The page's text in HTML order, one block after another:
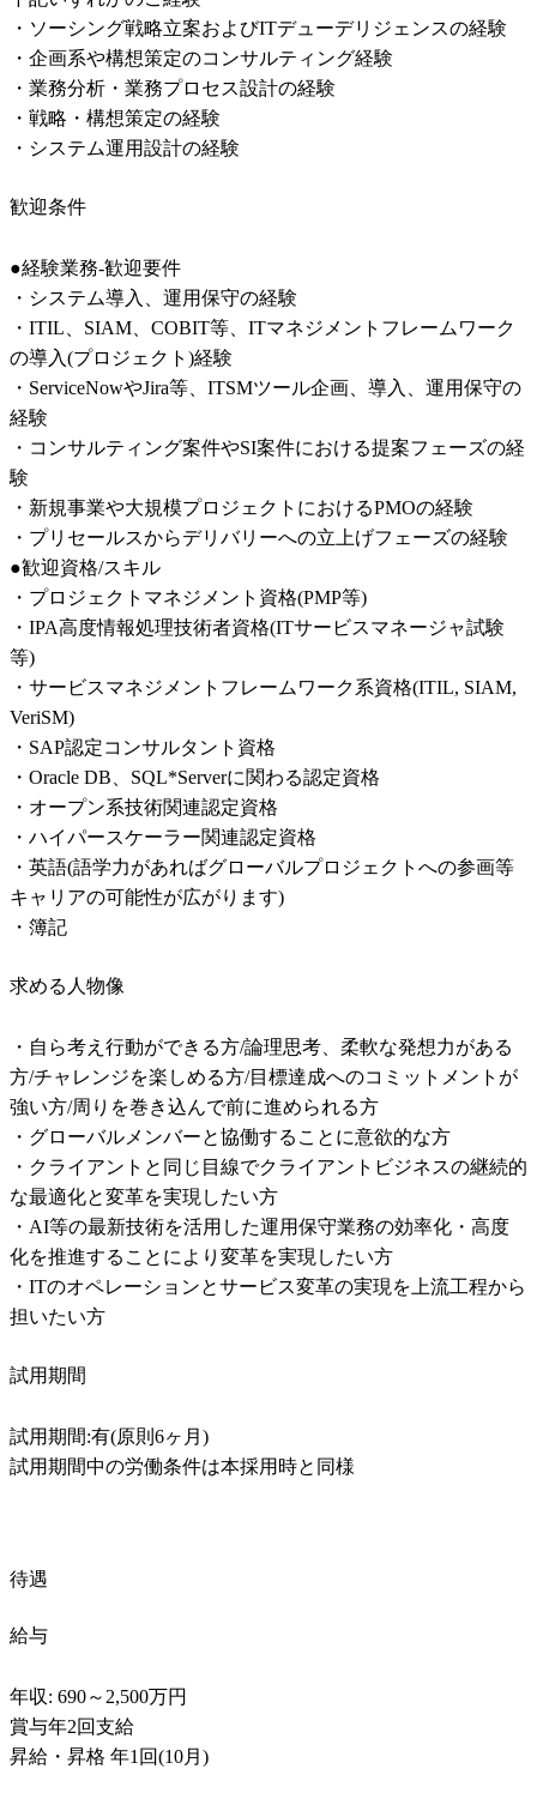
・ソーシング戦略立案およびITデューデリジェンスの経験
・企画系や構想策定のコンサルティング経験
・業務分析・業務プロセス設計の経験
・戦略・構想策定の経験
・システム運用設計の経験
歓迎条件
●経験業務-歓迎要件
・システム導入、運用保守の経験
・ITIL、SIAM、COBIT等、ITマネジメントフレームワーク
の導入(プロジェクト)経験
・ServiceNowやJira等、ITSMツール企画、導入、運用保守の
経験
・コンサルティング案件やSI案件における提案フェーズの経
験
・新規事業や大規模プロジェクトにおけるPMOの経験
・プリセールスからデリバリーへの立上げフェーズの経験
●歓迎資格/スキル
・プロジェクトマネジメント資格(PMP等)
・IPA高度情報処理技術者資格(ITサービスマネージャ試験
等)
・サービスマネジメントフレームワーク系資格(ITIL, SIAM,
VeriSM)
・SAP認定コンサルタント資格
・Oracle DB、SQL*Serverに関わる認定資格
・オープン系技術関連認定資格
・ハイパースケーラー関連認定資格
・英語(語学力があればグローバルプロジェクトへの参画等
キャリアの可能性が広がります)
・簿記
求める人物像
・自ら考え行動ができる方/論理思考、柔軟な発想力がある
方/チャレンジを楽しめる方/目標達成へのコミットメントが
強い方/周りを巻き込んで前に進められる方
・グローバルメンバーと協働することに意欲的な方
・クライアントと同じ目線でクライアントビジネスの継続的
な最適化と変革を実現したい方
・AI等の最新技術を活用した運用保守業務の効率化・高度
化を推進することにより変革を実現したい方
・ITのオペレーションとサービス変革の実現を上流工程から
担いたい方
試用期間
試用期間:有(原則6ヶ月)
試用期間中の労働条件は本採用時と同様
待遇
給与
年収: 690～2,500万円
賞与年2回支給
昇給・昇格 年1回(10月)